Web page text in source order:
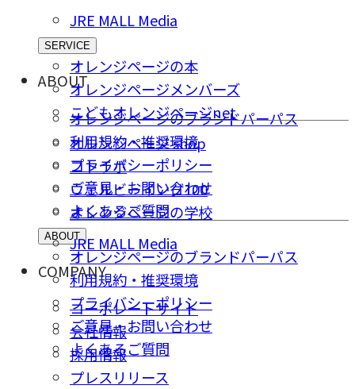
JRE MALL Media
SERVICE
オレンジページの本
オレンジページメンバーズ
こどもオレンジページnet
オレンジページ shop
コトラボ
ウェルビーイング100
オレンジページの学校
JRE MALL Media
ABOUT
オレンジページのブランドパーパス
利用規約・推奨環境
プライバシーポリシー
ご意⾒・お問い合わせ
よくあるご質問
ABOUT
オレンジページのブランドパーパス
利用規約・推奨環境
プライバシーポリシー
ご意⾒・お問い合わせ
よくあるご質問
COMPANY
コーポレートサイト
会社情報
採⽤情報
プレスリリース